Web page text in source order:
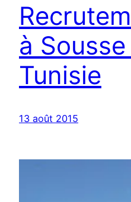
à
Tunisie
13 août 2015